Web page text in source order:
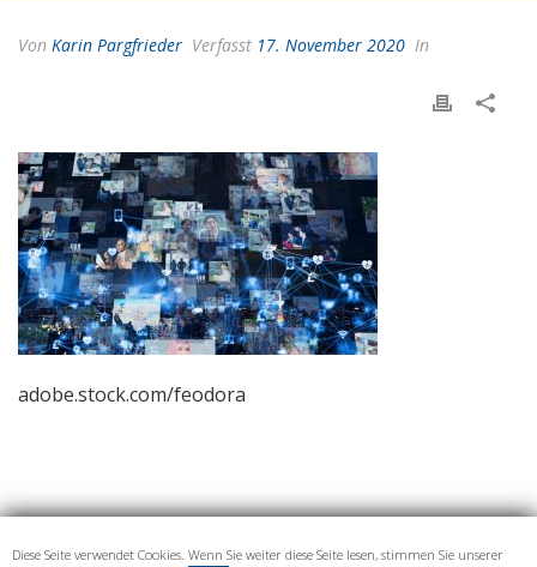
Von Karin Pargfrieder Verfasst 17. November 2020 In
adobe.stock.com/feodora
Diese Seite verwendet Cookies. Wenn Sie weiter diese Seite lesen, stimmen Sie unserer